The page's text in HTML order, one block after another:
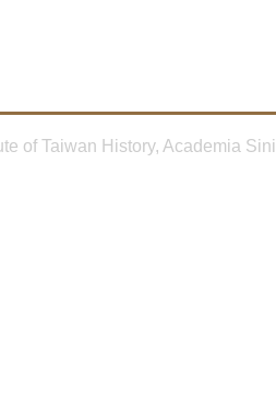
of Taiwan History, Academia